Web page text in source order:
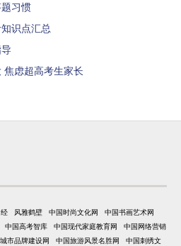
习惯
识点汇总
虑超高考生家长
风雅鹤壁 中国时尚文化网
中国书画艺术网
中国高考智库 中国现代家庭教育网
中国网络营销
市品牌建设网 中国旅游风景名胜网
中国刺绣文